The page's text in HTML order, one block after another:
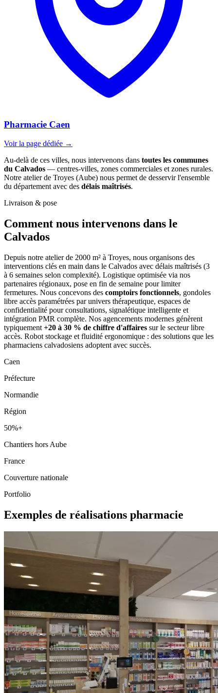
Pharmacie Caen
Voir la page dédiée →
Au-delà de ces villes, nous intervenons dans toutes les communes
du Calvados — centres-villes, zones commerciales et zones rurales.
Notre atelier de Troyes (Aube) nous permet de desservir l'ensemble
du département avec des délais maîtrisés.
Livraison & pose
Comment nous intervenons dans le
Calvados
Depuis notre atelier de 2000 m² à Troyes, nous organisons des
interventions clés en main dans le Calvados avec délais maîtrisés (3
à 6 semaines selon complexité). Logistique optimisée via nos
partenaires régionaux, pose en fin de semaine pour limiter
fermetures. Nous concevons des comptoirs fonctionnels, gondoles
libre accès paramétrées par univers thérapeutique, espaces de
confidentialité pour consultations, signalétique intelligente et
intégration PMR complète. Nos agencements modernes génèrent
typiquement +20 à 30 % de chiffre d'affaires sur le secteur libre
accès. Robot stockage et fluidité ergonomique : des solutions que les
pharmaciens calvadosiens adoptent avec succès.
Caen
Préfecture
Normandie
Région
50%+
Chantiers hors Aube
France
Couverture nationale
Portfolio
Exemples de réalisations pharmacie